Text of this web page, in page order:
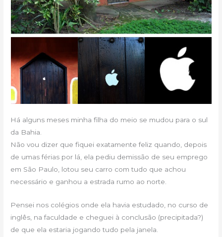
Há alguns meses minha filha do meio se mudou para o sul
da Bahia.
Não vou dizer que fiquei exatamente feliz quando, depois
de umas férias por lá, ela pediu demissão de seu emprego
em São Paulo, lotou seu carro com tudo que achou
necessário e ganhou a estrada rumo ao norte.
Pensei nos colégios onde ela havia estudado, no curso de
inglês, na faculdade e cheguei à conclusão (precipitada?)
de que ela estaria jogando tudo pela janela.